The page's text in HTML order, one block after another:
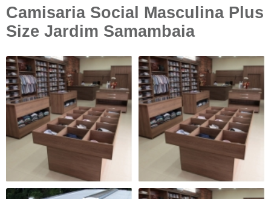
Camisaria Social Masculina Plus
Size Jardim Samambaia